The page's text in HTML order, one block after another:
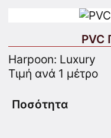
PVC
Harpoon: Luxury
Τιμή ανά 1 μέτρο
Ποσότητα